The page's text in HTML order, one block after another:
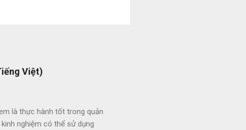
Việt)
là thực hành tốt trong quản
nghiệm có thể sử dụng